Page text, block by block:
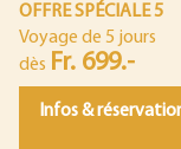
OFFRE SPÉCIALE 5
Voyage de 5 jours
dès Fr. 699.-
Infos &